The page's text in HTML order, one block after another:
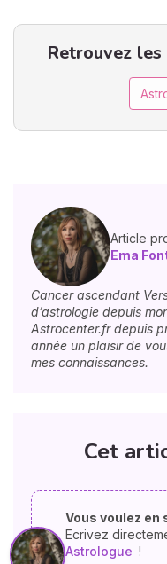
Retrouvez
Article
Ema
Cancer ascendant
d’astrologie depuis
Astrocenter.fr depuis
année un plaisir de
mes connaissances.
Cet
Vous voulez en
Ecrivez
Astrologue !